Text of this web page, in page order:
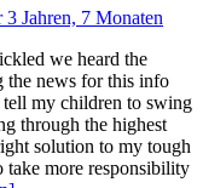
3 Jahren, 7 Monaten
we heard the
the news for this info
my children to swing
through the highest
solution to my tough
more responsibility